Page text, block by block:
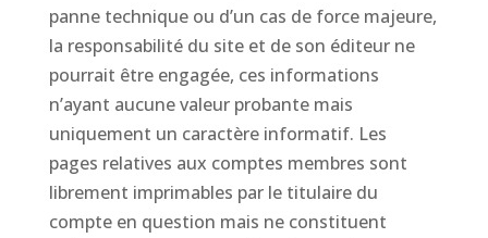
panne technique ou d’un cas de force majeure,
la responsabilité du site et de son éditeur ne
pourrait être engagée, ces informations
n’ayant aucune valeur probante mais
uniquement un caractère informatif. Les
pages relatives aux comptes membres sont
librement imprimables par le titulaire du
compte en question mais ne constituent